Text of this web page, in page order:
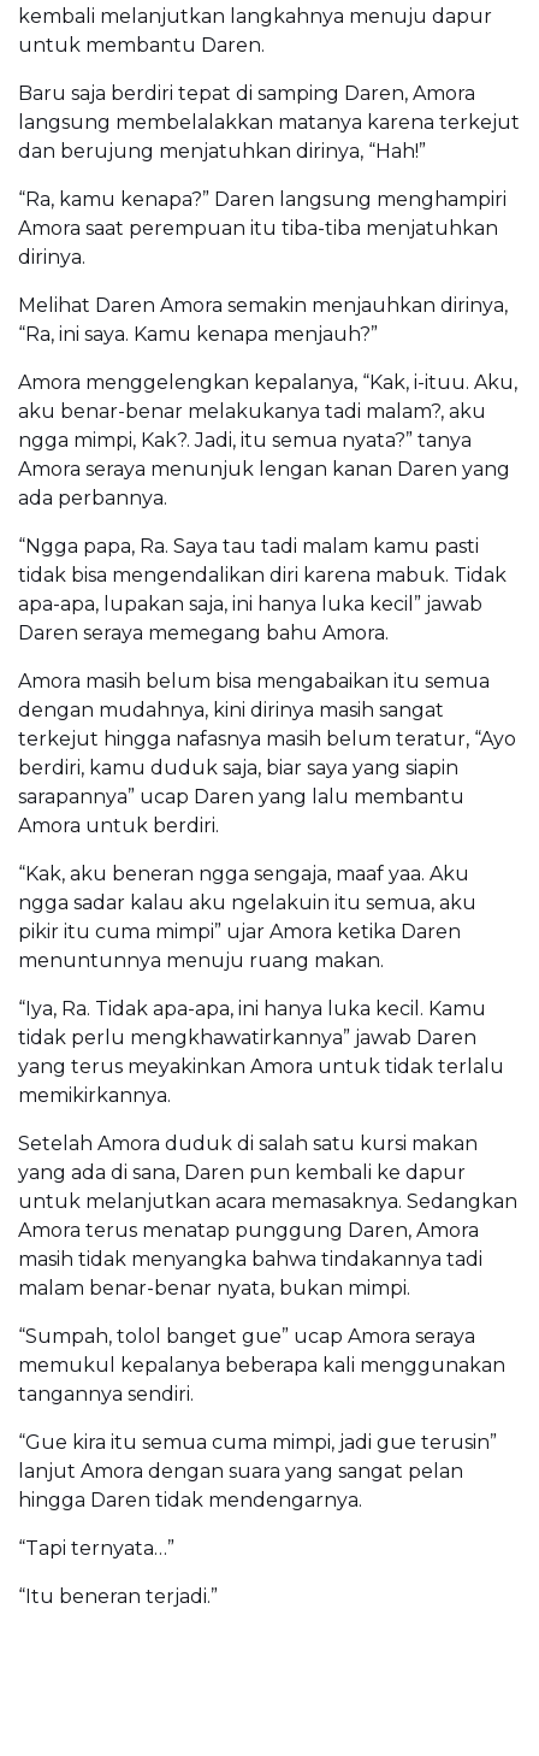
kembali melanjutkan langkahnya menuju dapur
untuk membantu Daren.
Baru saja berdiri tepat di samping Daren, Amora
langsung membelalakkan matanya karena terkejut
dan berujung menjatuhkan dirinya, “Hah!”
“Ra, kamu kenapa?” Daren langsung menghampiri
Amora saat perempuan itu tiba-tiba menjatuhkan
dirinya.
Melihat Daren Amora semakin menjauhkan dirinya,
“Ra, ini saya. Kamu kenapa menjauh?”
Amora menggelengkan kepalanya, “Kak, i-ituu. Aku,
aku benar-benar melakukanya tadi malam?, aku
ngga mimpi, Kak?. Jadi, itu semua nyata?” tanya
Amora seraya menunjuk lengan kanan Daren yang
ada perbannya.
“Ngga papa, Ra. Saya tau tadi malam kamu pasti
tidak bisa mengendalikan diri karena mabuk. Tidak
apa-apa, lupakan saja, ini hanya luka kecil” jawab
Daren seraya memegang bahu Amora.
Amora masih belum bisa mengabaikan itu semua
dengan mudahnya, kini dirinya masih sangat
terkejut hingga nafasnya masih belum teratur, “Ayo
berdiri, kamu duduk saja, biar saya yang siapin
sarapannya” ucap Daren yang lalu membantu
Amora untuk berdiri.
“Kak, aku beneran ngga sengaja, maaf yaa. Aku
ngga sadar kalau aku ngelakuin itu semua, aku
pikir itu cuma mimpi” ujar Amora ketika Daren
menuntunnya menuju ruang makan.
“Iya, Ra. Tidak apa-apa, ini hanya luka kecil. Kamu
tidak perlu mengkhawatirkannya” jawab Daren
yang terus meyakinkan Amora untuk tidak terlalu
memikirkannya.
Setelah Amora duduk di salah satu kursi makan
yang ada di sana, Daren pun kembali ke dapur
untuk melanjutkan acara memasaknya. Sedangkan
Amora terus menatap punggung Daren, Amora
masih tidak menyangka bahwa tindakannya tadi
malam benar-benar nyata, bukan mimpi.
“Sumpah, tolol banget gue” ucap Amora seraya
memukul kepalanya beberapa kali menggunakan
tangannya sendiri.
“Gue kira itu semua cuma mimpi, jadi gue terusin”
lanjut Amora dengan suara yang sangat pelan
hingga Daren tidak mendengarnya.
“Tapi ternyata…”
“Itu beneran terjadi.”